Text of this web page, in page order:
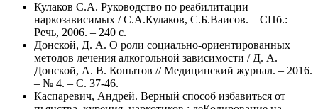
Кулаков С.А. Руководство по реабилитации
наркозависимых / С.А.Кулаков, С.Б.Ваисов. – СПб.:
Речь, 2006. – 240 с.
Донской, Д. А. О роли социально-ориентированных
методов лечения алкогольной зависимости / Д. А.
Донской, А. В. Копытов // Медицинский журнал. – 2016.
– № 4. – С. 37-46.
Каспаревич, Андрей. Верный способ избавиться от